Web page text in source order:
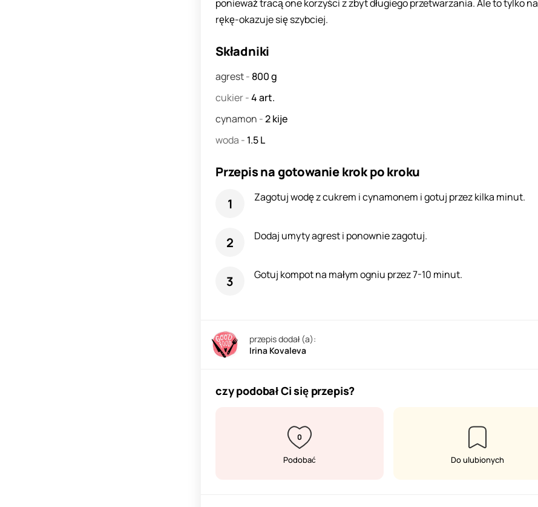
ponieważ tracą one korzyści z zbyt długiego przetwarzania. Ale to tylko na
rękę-okazuje się szybciej.
Składniki
agrest- 800g
cukier-4art.
cynamon -2kije
woda - 1.5L
Przepis na gotowanie krok po kroku
Zagotuj wodę z cukrem i cynamonem i gotuj przez kilka minut.
Dodaj umyty agrest i ponownie zagotuj.
Gotuj kompot na małym ogniu przez 7-10 minut.
przepis dodał (a):
Irina Kovaleva
czy podobał Ci się przepis?
0
Podobać Do ulubionych